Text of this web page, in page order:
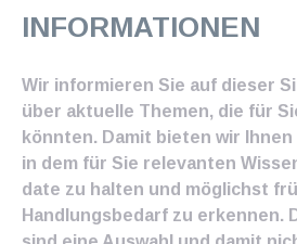
INFORMATIONEN
Wir informieren Sie auf dieser
über aktuelle Themen, die für
könnten. Damit bieten wir
in dem für Sie relevanten
date zu halten und möglichst
Handlungsbedarf zu erkennen.